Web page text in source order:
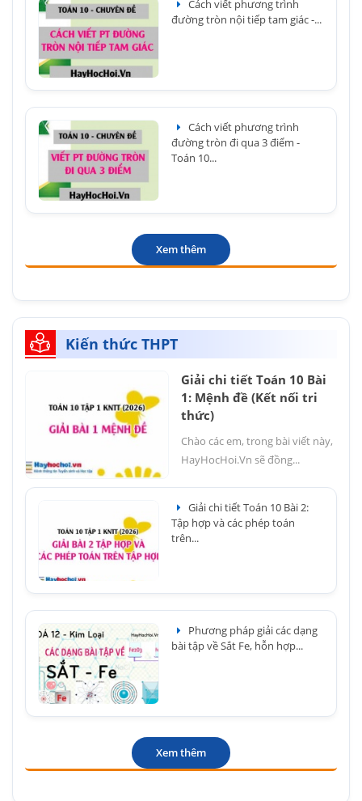
Cách viết phương trình
đường tròn nội tiếp tam giác -...
Cách viết phương trình
đường tròn đi qua 3 điểm -
Toán 10...
Xem thêm
Kiến thức THPT
Giải chi tiết Toán 10 Bài
1: Mệnh đề (Kết nối tri
thức)
Chào các em, trong bài viết này,
HayHocHoi.Vn sẽ đồng...
Giải chi tiết Toán 10 Bài 2:
Tập hợp và các phép toán
trên...
Phương pháp giải các dạng
bài tập về Sắt Fe, hỗn hợp...
Xem thêm